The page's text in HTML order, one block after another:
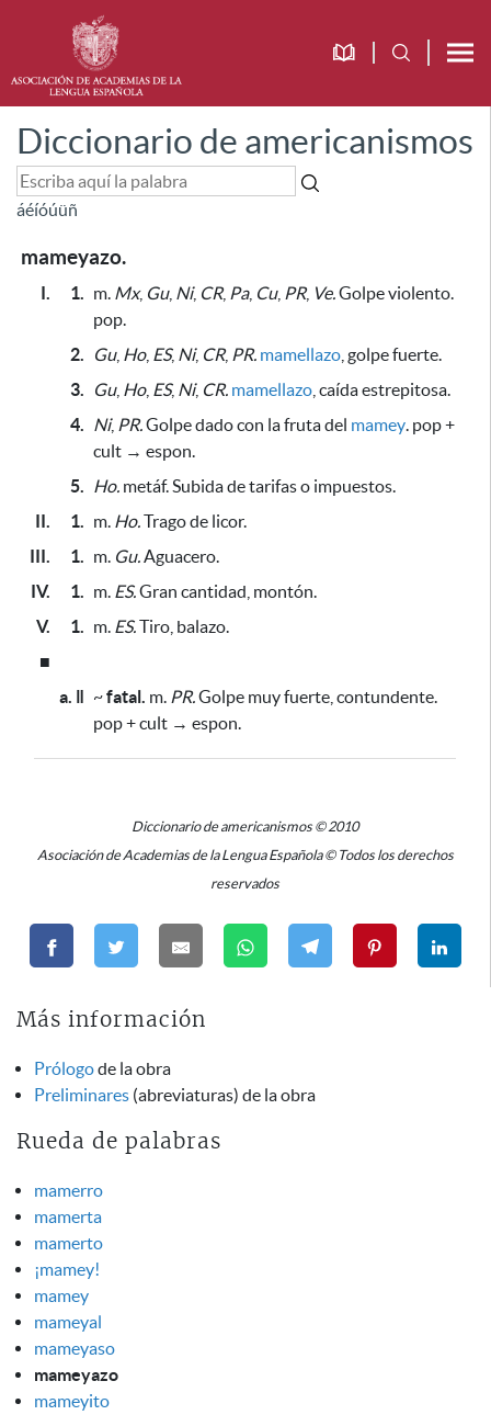
Diccionario de americanismos
áéíóúüñ
mameyazo.
I. 1. m. Mx, Gu, Ni, CR, Pa, Cu, PR, Ve.Golpe violento.
pop.
2.
Gu, Ho, ES, Ni, CR, PR. mamellazo , golpe fuerte.
3.
Gu, Ho, ES, Ni, CR. mamellazo , caída estrepitosa.
4. Ni, PR.Golpe dado con la fruta del mamey. pop +
cult → espon.
5. Ho. metáf. Subida de tarifas o impuestos.
II.
1. m. Ho.Trago de licor.
III.
1. m. Gu.Aguacero.
IV.
1. m. ES.Gran cantidad, montón.
V.
1. m. ES.Tiro, balazo.
■
a. ǁ ~fatal. m. PR.Golpe muy fuerte, contundente.
pop + cult → espon.
Diccionario de americanismos © 2010
Asociación de Academias de la Lengua Española © Todos los derechos
reservados
Más información
Prólogode la obra
Preliminares (abreviaturas) de la obra
Rueda de palabras
mamerro
mamerta
mamerto
¡mamey!
mamey
mameyal
mameyaso
mameyazo
mameyito